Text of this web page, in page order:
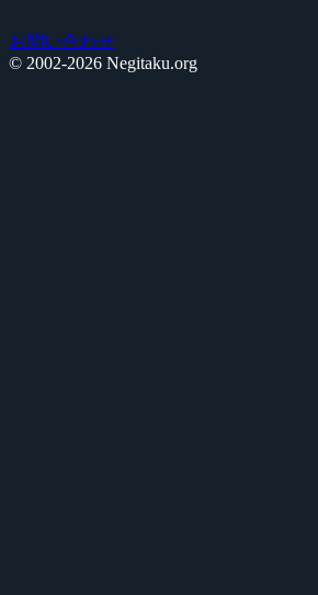
お問い合わせ
© 2002-2026 Negitaku.org